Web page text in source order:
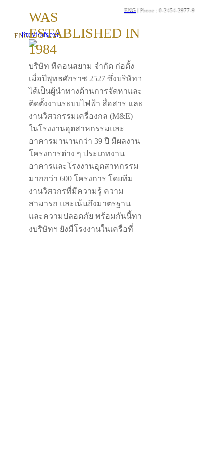
ENG | Phone : 0-2454-2977-9
ENGPreviousNext
WAS
ESTABLISHED IN
1984
บริษัท ทีคอนสยาม จำกัด ก่อตั้ง
เมื่อปีพุทธศักราช 2527 ซึ่งบริษัทฯ
ได้เป็นผู้นำทางด้านการจัดหาและ
ติดตั้งงานระบบไฟฟ้า สื่อสาร และ
งานวิศวกรรมเครื่องกล (M&E)
ในโรงงานอุตสาหกรรมและ
อาคารมานานกว่า 39 ปี มีผลงาน
โครงการต่าง ๆ ประเภทงาน
อาคารและโรงงานอุตสาหกรรม
มากกว่า 600 โครงการ โดยทีม
งานวิศวกรที่มีความรู้ ความ
สามารถ และเน้นถึงมาตรฐาน
และความปลอดภัย พร้อมกันนี้ทา
งบริษัทฯ ยังมีโรงงานในเครือที่